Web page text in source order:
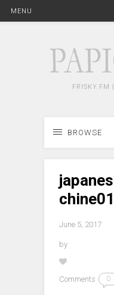
MENU
FRISKY.FM
BROWSE
chine01
June 5, 2017
by
Comments 0